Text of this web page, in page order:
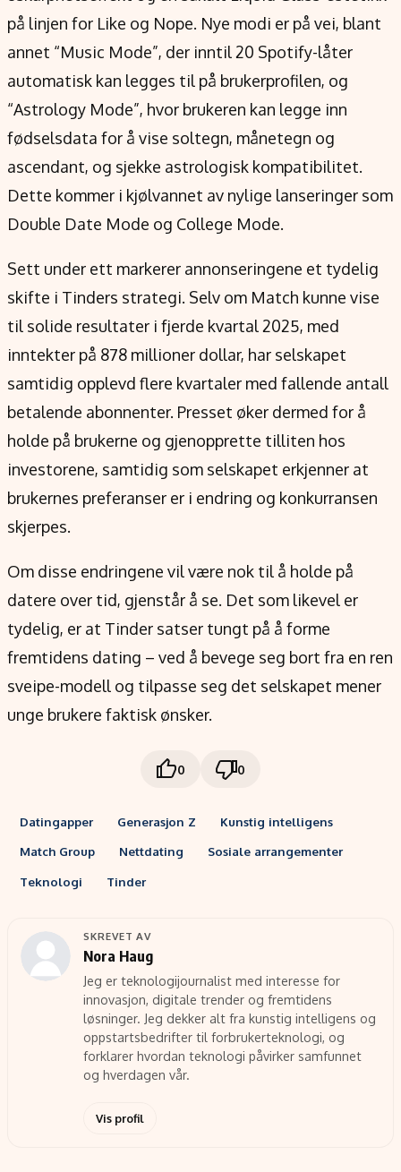
på linjen for Like og Nope. Nye modi er på vei, blant
annet “Music Mode”, der inntil 20 Spotify-låter
automatisk kan legges til på brukerprofilen, og
“Astrology Mode”, hvor brukeren kan legge inn
fødselsdata for å vise soltegn, månetegn og
ascendant, og sjekke astrologisk kompatibilitet.
Dette kommer i kjølvannet av nylige lanseringer som
Double Date Mode og College Mode.
Sett under ett markerer annonseringene et tydelig
skifte i Tinders strategi. Selv om Match kunne vise
til solide resultater i fjerde kvartal 2025, med
inntekter på 878 millioner dollar, har selskapet
samtidig opplevd flere kvartaler med fallende antall
betalende abonnenter. Presset øker dermed for å
holde på brukerne og gjenopprette tilliten hos
investorene, samtidig som selskapet erkjenner at
brukernes preferanser er i endring og konkurransen
skjerpes.
Om disse endringene vil være nok til å holde på
datere over tid, gjenstår å se. Det som likevel er
tydelig, er at Tinder satser tungt på å forme
fremtidens dating – ved å bevege seg bort fra en ren
sveipe-modell og tilpasse seg det selskapet mener
unge brukere faktisk ønsker.
0 0
Datingapper Generasjon Z
Kunstig intelligens
Match Group
Nettdating
Sosiale arrangementer
Teknologi
Tinder
SKREVET AV
Nora Haug
Jeg er teknologijournalist med interesse for
innovasjon, digitale trender og fremtidens
løsninger. Jeg dekker alt fra kunstig intelligens og
oppstartsbedrifter til forbrukerteknologi, og
forklarer hvordan teknologi påvirker samfunnet
og hverdagen vår.
Vis profil